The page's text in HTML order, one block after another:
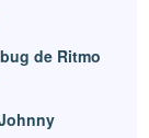
de Ritmo